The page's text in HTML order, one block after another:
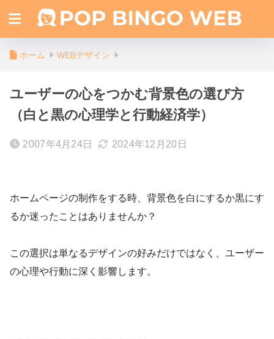
ホーム WEBデザイン
ユーザーの心をつかむ背景色の選び方
（白と黒の心理学と行動経済学）
2007年4月24日 2024年12月20日
ホームページの制作をする時、背景色を白にするか黒にす
るか迷ったことはありませんか？
この選択は単なるデザインの好みだけではなく、ユーザー
の心理や行動に深く影響します。